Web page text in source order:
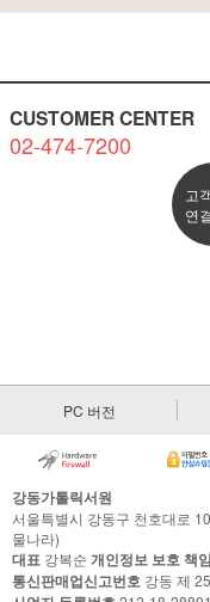
CUSTOMER CENTER
02-474-7200
고
연
PC 버전
강동가톨릭서원
서울특별시 강동구 천호대로
물나라)
대표 강복순 개인정보 보호 책
통신판매업신고번호 강동 제